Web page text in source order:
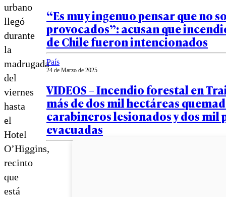
urbano
llegó
durante
la
madrugada
del
viernes
hasta
el
Hotel
O’Higgins,
recinto
que
está
“Es muy ingenuo pensar que no
provocados”: acusan que
de Chile fueron intencionados
País
24 de Marzo de 2025
VIDEOS – Incendio forestal en
más de dos mil hectáreas
carabineros lesionados y dos mil
evacuadas